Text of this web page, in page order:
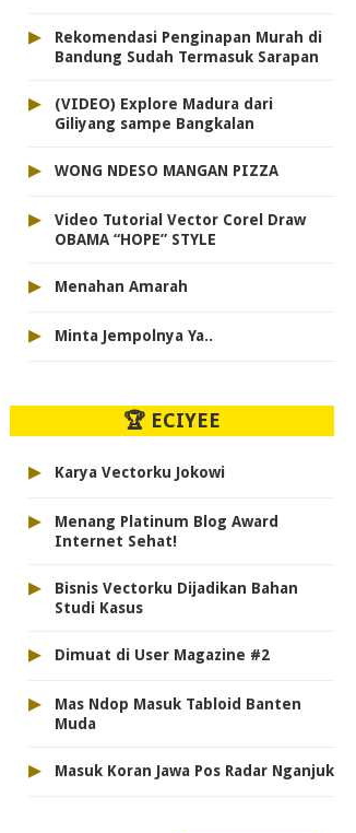
▸
Rekomendasi Penginapan Murah di
Bandung Sudah Termasuk Sarapan
▸
(VIDEO) Explore Madura dari
Giliyang sampe Bangkalan
▸ WONG NDESO MANGAN PIZZA
▸
Video Tutorial Vector Corel Draw
OBAMA “HOPE” STYLE
▸ Menahan Amarah
▸ Minta Jempolnya Ya..
🏆 ECIYEE
▸ Karya Vectorku Jokowi
▸
Menang Platinum Blog Award
Internet Sehat!
▸
Bisnis Vectorku Dijadikan Bahan
Studi Kasus
▸ Dimuat di User Magazine #2
▸
Mas Ndop Masuk Tabloid Banten
Muda
▸ Masuk Koran Jawa Pos Radar Nganjuk